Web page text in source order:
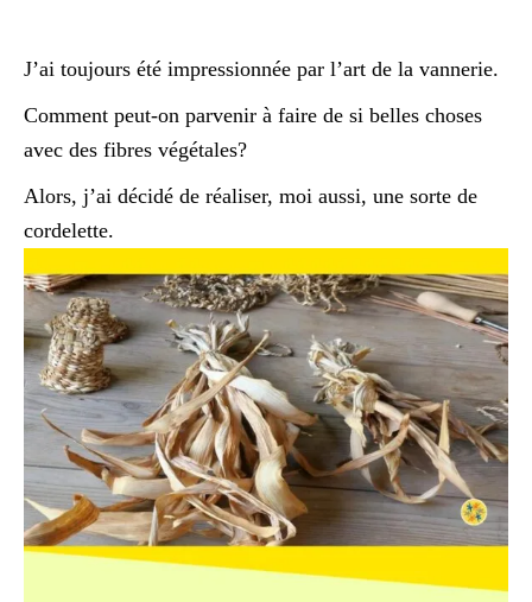
J’ai toujours été impressionnée par l’art de la vannerie.
Comment peut-on parvenir à faire de si belles choses
avec des fibres végétales?
Alors, j’ai décidé de réaliser, moi aussi, une sorte de
cordelette.